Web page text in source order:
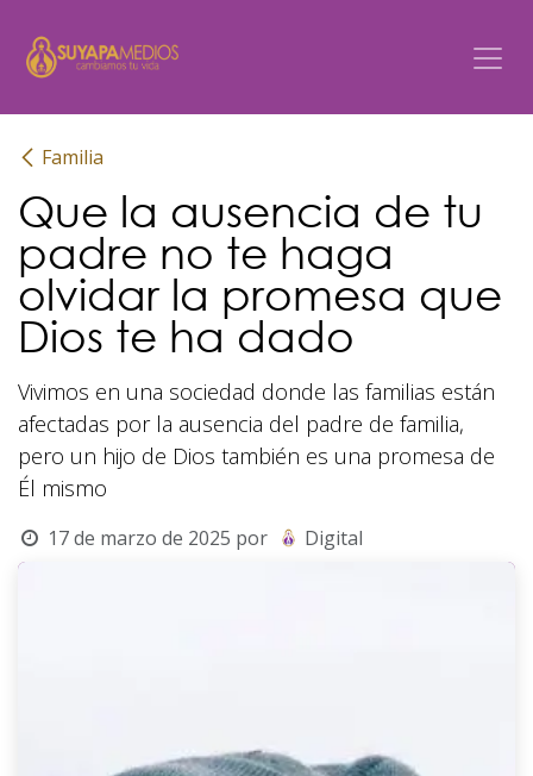
Familia
Que la ausencia de tu
padre no te haga
olvidar la promesa que
Dios te ha dado
Vivimos en una sociedad donde las familias están
afectadas por la ausencia del padre de familia,
pero un hijo de Dios también es una promesa de
Él mismo
17 de marzo de 2025 por Digital